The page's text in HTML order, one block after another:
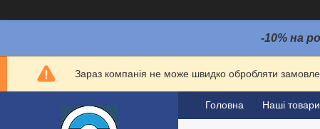
-10% на
Зараз компанія не може швидко обробляти
Головна Наші товари